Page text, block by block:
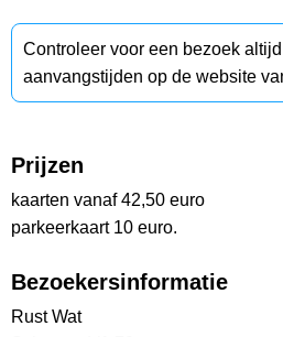
Controleer voor een bezoek
aanvangstijden op de website
Prijzen
kaarten vanaf 42,50 euro
parkeerkaart 10 euro.
Bezoekersinformatie
Rust Wat